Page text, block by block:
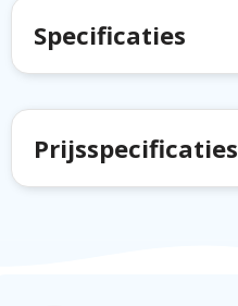
Specificaties
Prijsspecificaties